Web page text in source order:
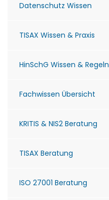
Datenschutz Wissen
TISAX Wissen & Praxis
HinSchG Wissen & Regeln
Fachwissen Übersicht
KRITIS & NIS2 Beratung
TISAX Beratung
ISO 27001 Beratung